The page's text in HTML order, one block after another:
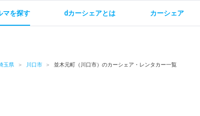
マを探す dカーシェアとは カーシェア
玉県 川口市 並木元町（川口市）のカーシェア・レンタカー一覧